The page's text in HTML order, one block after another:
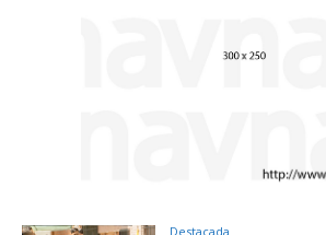
Destacada